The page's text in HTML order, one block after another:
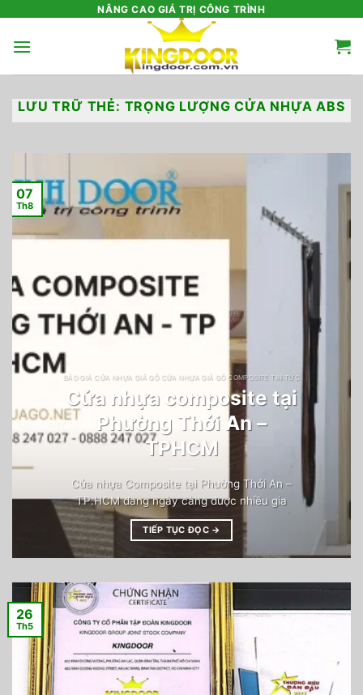
nội
NÂNG CAO GIÁ TRỊ CÔNG TRÌNH
LƯU TRỮ THẺ: TRỌNG LƯỢNG CỬA NHỰA ABS
BÁO GIÁ CỬA NHỰA GIẢ GỖ CỬA NHỰA GIẢ GỖ COMPOSITE TIN TỨC
Cửa nhựa composite tại
Phường Thới An –
TPHCM
Cửa nhựa Composite tại Phường Thới An –
TP.HCM đang ngày càng được nhiều gia
TIẾP TỤC ĐỌC →
07
Th8
26
Th5